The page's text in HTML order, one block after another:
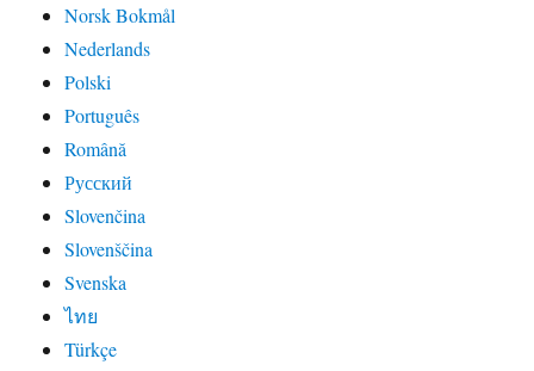
Norsk Bokmål
Nederlands
Polski
Português
Română
Русский
Slovenčina
Slovenščina
Svenska
ไทย
Türkçe